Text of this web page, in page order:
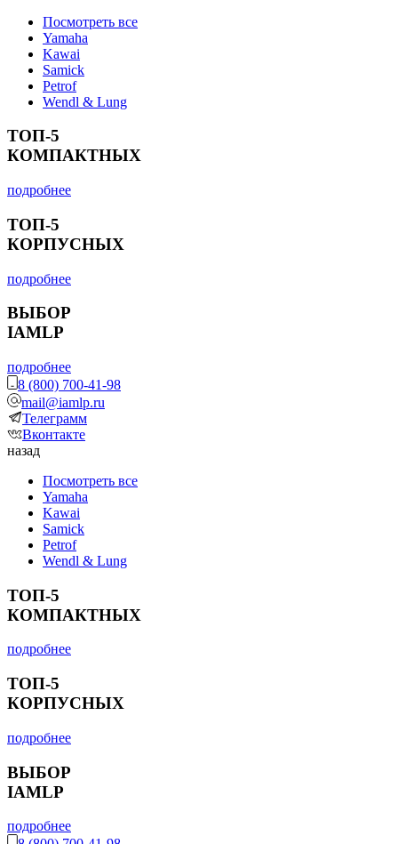
Посмотреть все
Yamaha
Kawai
Samick
Petrof
Wendl & Lung
ТОП-5
КОМПАКТНЫХ
подробнее
ТОП-5
КОРПУСНЫХ
подробнее
ВЫБОР
IAMLP
подробнее
8 (800) 700-41-98
mail@iamlp.ru
Телеграмм
Вконтакте
назад
Посмотреть все
Yamaha
Kawai
Samick
Petrof
Wendl & Lung
ТОП-5
КОМПАКТНЫХ
подробнее
ТОП-5
КОРПУСНЫХ
подробнее
ВЫБОР
IAMLP
подробнее